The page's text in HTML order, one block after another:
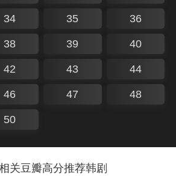
34 35 36
38 39 40
42 43 44
46 47 48
50
关豆瓣高分推荐韩剧